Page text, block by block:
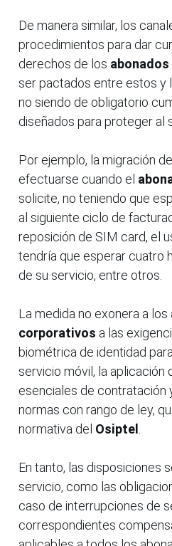
De manera similar, los
procedimientos para dar
derechos de los
ser pactados entre estos y
no siendo de obligatorio
diseñados para proteger al
Por ejemplo, la migración
efectuarse cuando el
solicite, no teniendo que
al siguiente ciclo de
reposición de SIM card, el
tendría que esperar cuatro
de su servicio, entre otros.
La medida no exonera a los
corporativos a las
biométrica de identidad
servicio móvil, la aplicación
esenciales de contratación
normas con rango de ley,
normativa del Osiptel
En tanto, las disposiciones
servicio, como las
caso de interrupciones de
correspondientes